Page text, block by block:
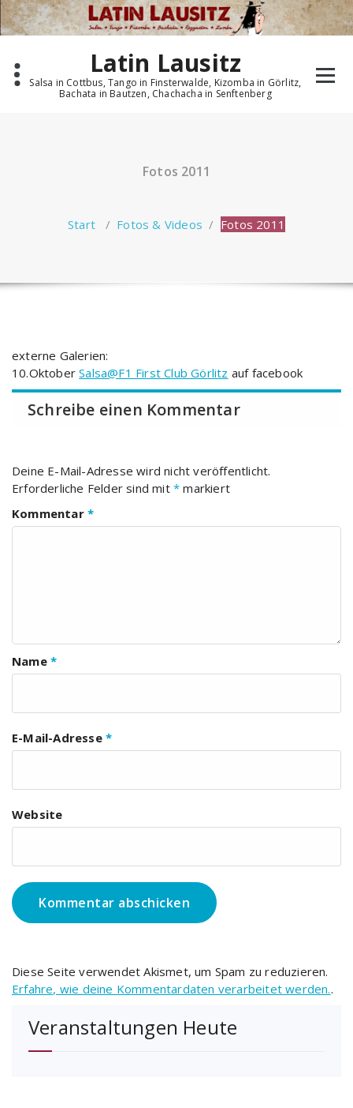
Zum
Inhalt
springen
Latin Lausitz
Salsa in Cottbus, Tango in Finsterwalde, Kizomba in Görlitz,
Bachata in Bautzen, Chachacha in Senftenberg
Fotos 2011
Start/ Fotos & Videos / Fotos 2011
externe Galerien:
10.OktoberSalsa@F1 First Club Görlitz auf facebook
Schreibe einen Kommentar
Deine E-Mail-Adresse wird nicht veröffentlicht.
Erforderliche Felder sind mit * markiert
Kommentar *
Name *
E-Mail-Adresse *
Website
Diese Seite verwendet Akismet, um Spam zu reduzieren.
Erfahre, wie deine Kommentardaten verarbeitet werden..
Veranstaltungen Heute